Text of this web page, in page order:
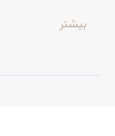
تخصص ما ارائه
بیشتر